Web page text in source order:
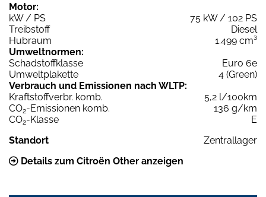
Motor:
kW / PS
75 kW / 102 PS
Treibstoff
Diesel
Hubraum
1.499 cm³
Umweltnormen:
Schadstoffklasse
Euro 6e
Umweltplakette
4 (Green)
Verbrauch und Emissionen nach WLTP:
Kraftstoffverbr. komb.
5,2 l/100km
CO2-Emissionen komb.
136 g/km
CO2-Klasse
E
Standort
Zentrallager
Details zum Citroën Other anzeigen